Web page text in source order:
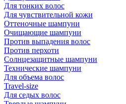
Для тонких волос
Для чувствительной кожи
Оттеночные шампуни
Очищающие шампуни
Против выпадения волос
Против перхоти
Солнцезащитные шампуни
Технические шампуни
Для объема волос
Travel-size
Для седых волос